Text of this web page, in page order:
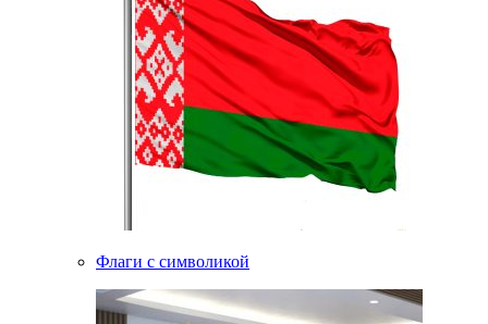
Флаги с символикой